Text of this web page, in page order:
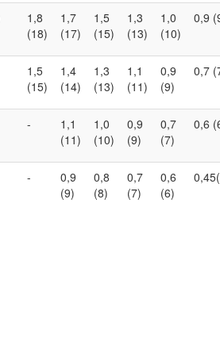
1,8
(18)
1,7
(17)
1,5
(15)
1,3
(13)
1,0
(10)
0,9
1,5
(15)
1,4
(14)
1,3
(13)
1,1
(11)
0,9
(9)
0,7
-
1,1
(11)
1,0
(10)
0,9
(9)
0,7
(7)
0,6
-
0,9
(9)
0,8
(8)
0,7
(7)
0,6
(6)